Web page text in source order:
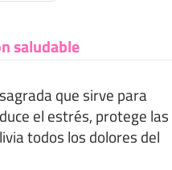
saludable
que sirve para
el estrés, protege las
todos los dolores del